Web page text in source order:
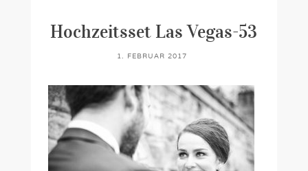
Hochzeitsset Las Vegas-53
1. FEBRUAR 2017